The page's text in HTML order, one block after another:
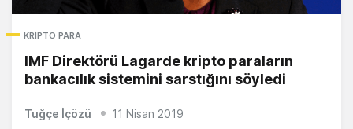
KRIPTO PARA
IMF Direktörü Lagarde kripto paraların
bankacılık sistemini sarstığını söyledi
Tuğçe İçözü 11 Nisan 2019